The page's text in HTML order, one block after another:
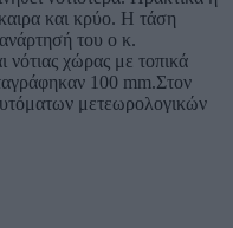
και κρύο. Η τάση
του ο κ.
χώρας με τοπικά
100 mm.Στον
μετεωρολογικών